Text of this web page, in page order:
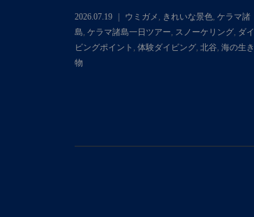
2026.07.19 ウミガメ きれいな景色 ケラマ諸
島 ケラマ諸島一日ツアー スノーケリング ダイ
ビングポイント
体験ダイビング 北谷 海の生き
物